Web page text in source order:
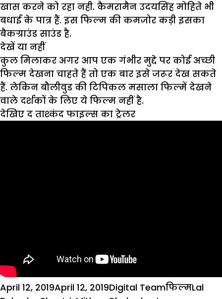
खास करने को रहा नही. कैमरामैन उदयसिंह मोहिते भी
बधाई के पात्र हैं. इस फिल्म की कमजोर कड़ी इसका
बैकग्राउंड साउंड है.
देखें या नहीं
कुल मिलाकर अगर आप एक गंभीर मुद्दे पर कोई अच्छी
फिल्म देखना चाहते हैं तो एक बार इसे जरूर देख सकते
हैं. लेकिन बौलीवुड की टिपिकल मसाला फिल्में देखने
वाले दर्शकों के लिए ये फिल्म नहीं है.
देखिए द ताश्कंद फाइल्स का ट्रेलर
Posted
April 12, 2019April 12, 2019Author
Digital TeamCategories
फिल्मTags
Lal